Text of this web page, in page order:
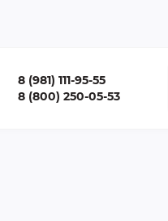
8 (981) 111-95-55
8 (800) 250-05-53